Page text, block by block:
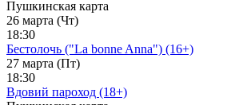
Пушкинская карта
26 марта (Чт)
18:30
Бестолочь ("La bonne Anna") (16+)
27 марта (Пт)
18:30
Вдовий пароход (18+)